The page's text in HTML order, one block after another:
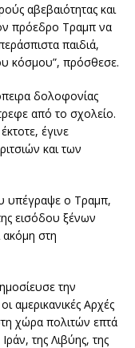
αβεβαιότητας και
πρόεδρο Τραμπ να
παιδιά,
κόσμου”, πρόσθεσε.
δολοφονίας
από το σχολείο.
έγινε
και των
υπέγραψε ο Τραμπ,
εισόδου ξένων
ακόμη στη
την
αμερικανικές Αρχές
χώρα πολιτών επτά
της Λιβύης, της